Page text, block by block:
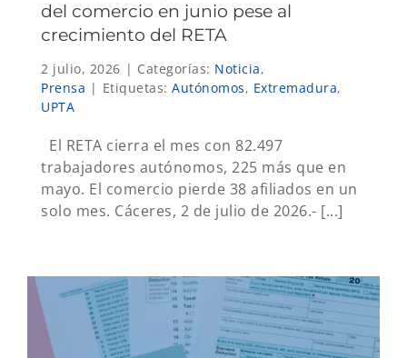
del comercio en junio pese al
crecimiento del RETA
2 julio, 2026 | Categorías: Noticia,
Prensa | Etiquetas: Autónomos, Extremadura,
UPTA
El RETA cierra el mes con 82.497
trabajadores autónomos, 225 más que en
mayo. El comercio pierde 38 afiliados en un
solo mes. Cáceres, 2 de julio de 2026.- [...]